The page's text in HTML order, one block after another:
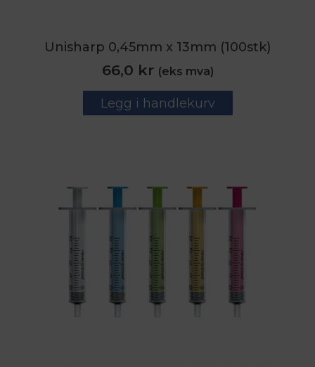
Unisharp 0,45mm x 13mm (100stk)
66,0 kr (eks mva)
Legg i handlekurv